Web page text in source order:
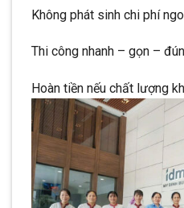
Không phát sinh chi phí
Thi công nhanh – gọn –
Hoàn tiền nếu chất lượng